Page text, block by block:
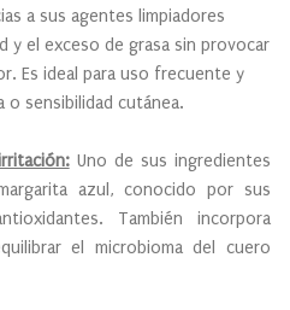
a sus agentes limpiadores
y el exceso de grasa sin provocar
Es ideal para uso frecuente y
o sensibilidad cutánea.
Uno de sus ingredientes
azul, conocido por sus
También incorpora
el microbioma del cuero